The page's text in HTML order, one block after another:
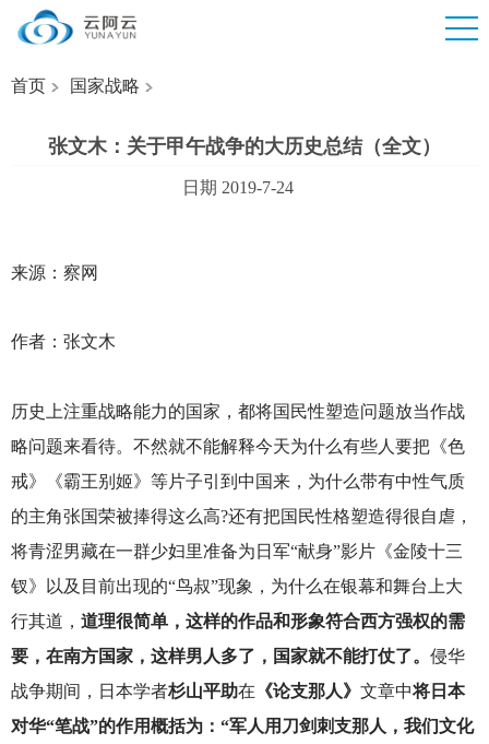
首页 国家战略
张文木：关于甲午战争的大历史总结（全文）
日期 2019-7-24
来源：察网
作者：张文木
历史上注重战略能力的国家，都将国民性塑造问题放当作战
略问题来看待。不然就不能解释今天为什么有些人要把《色
戒》《霸王别姬》等片子引到中国来，为什么带有中性气质
的主角张国荣被捧得这么高?还有把国民性格塑造得很自虐，
将青涩男藏在一群少妇里准备为日军“献身”影片《金陵十三
钗》以及目前出现的“鸟叔”现象，为什么在银幕和舞台上大
行其道， 道理很简单，这样的作品和形象符合西方强权的需
要，在南方国家，这样男人多了，国家就不能打仗了。 侵华
战争期间，日本学者杉山平助在 《论支那人》 文章中将日本
对华“笔战”的作用概括为：“军人用刀剑刺支那人，我们文化